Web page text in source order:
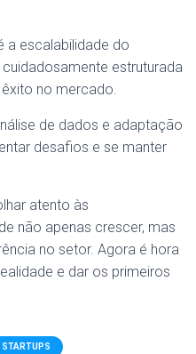
a escalabilidade do
estruturada
no mercado.
de dados e adaptação
desafios e se manter
atento às
não apenas crescer, mas
no setor. Agora é hora
e dar os primeiros
STARTUPS